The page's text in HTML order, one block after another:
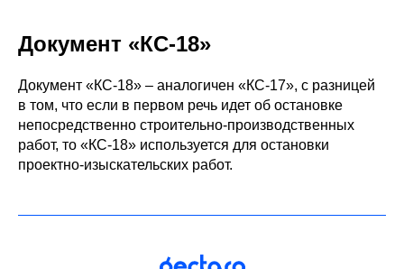
Документ «КС-18»
Документ «КС-18» – аналогичен «КС-17», с разницей
в том, что если в первом речь идет об остановке
непосредственно строительно-производственных
работ, то «КС-18» используется для остановки
проектно-изыскательских работ.